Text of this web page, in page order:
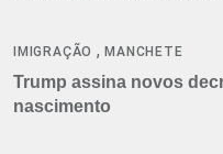
IMIGRAÇÃO ,MANCHETE
Trump assina novos
nascimento